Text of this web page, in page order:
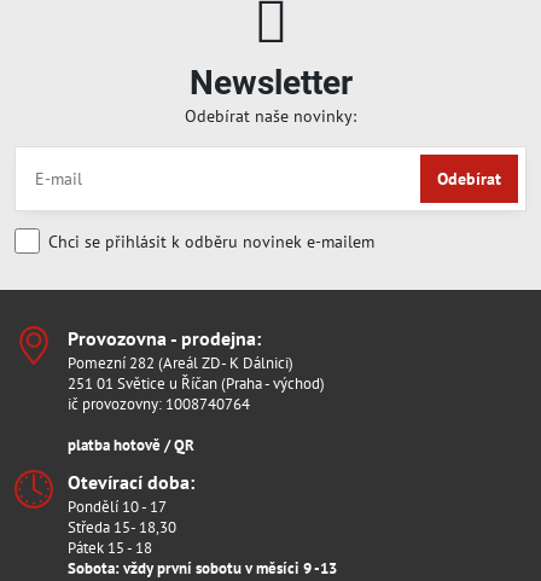
Newsletter
Odebírat naše novinky:
Odebírat
Chci se přihlásit k odběru novinek e-mailem
Provozovna - prodejna:
Pomezní 282 (Areál ZD- K Dálnici)
251 01 Světice u Říčan (Praha - východ)
ič provozovny: 1008740764
platba hotově / QR
Otevírací doba:
Pondělí 10 - 17
Středa 15- 18,30
Pátek 15 - 18
Sobota: vždy první sobotu v měsíci 9 -13